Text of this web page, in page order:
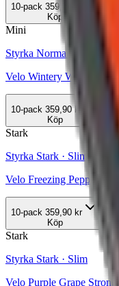
10-pack 359,90 kr
Köp
Mini
Styrka Normal · Mini
Velo Wintery Watermelon
10-pack 359,90 kr
Köp
Stark
Styrka Stark · Slim
Velo Freezing
10-pack 359,90 kr
Köp
Stark
Styrka Stark · Slim
Velo Purple Grape Strong